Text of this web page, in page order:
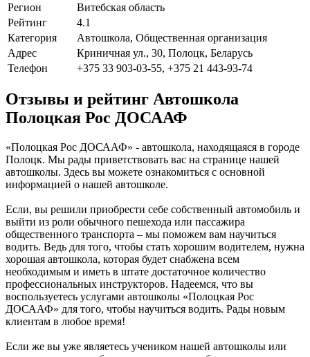
Регион
Витебская область
Рейтинг
4.1
Категория
Автошкола, Общественная организация
Адрес
Криничная ул., 30, Полоцк, Беларусь
Телефон
+375 33 903-03-55, +375 21 443-93-74
Отзывы и рейтинг Автошкола
Полоцкая Рос ДОСААФ
«Полоцкая Рос ДОСААФ» - автошкола, находящаяся в городе
Полоцк. Мы рады приветствовать вас на странице нашей
автошколы. Здесь вы можете ознакомиться с основной
информацией о нашей автошколе.
Если, вы решили приобрести себе собственный автомобиль и
выйти из роли обычного пешехода или пассажира
общественного транспорта – мы поможем вам научиться
водить. Ведь для того, чтобы стать хорошим водителем, нужна
хорошая автошкола, которая будет снабжена всем
необходимым и иметь в штате достаточное количество
профессиональных инструкторов. Надеемся, что вы
воспользуетесь услугами автошколы «Полоцкая Рос
ДОСААФ» для того, чтобы научиться водить. Рады новым
клиентам в любое время!
Если же вы уже являетесь учеником нашей автошколы или